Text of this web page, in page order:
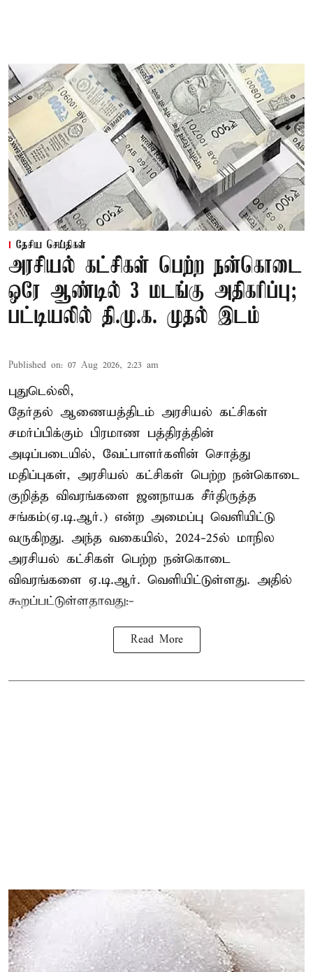
தேசிய செய்திகள்
அரசியல் கட்சிகள் பெற்ற நன்கொடை
ஒரே ஆண்டில் 3 மடங்கு அதிகரிப்பு;
பட்டியலில் தி.மு.க. முதல் இடம்
Published on: 07 Aug 2026, 2:23 am
புதுடெல்லி,
தேர்தல் ஆணையத்திடம் அரசியல் கட்சிகள்
சமர்ப்பிக்கும் பிரமாண பத்திரத்தின்
அடிப்படையில், வேட்பாளர்களின் சொத்து
மதிப்புகள், அரசியல் கட்சிகள் பெற்ற நன்கொடை
குறித்த விவரங்களை ஜனநாயக சீர்திருத்த
சங்கம்(ஏ.டி.ஆர்.) என்ற அமைப்பு வெளியிட்டு
வருகிறது. அந்த வகையில், 2024-25ல் மாநில
அரசியல் கட்சிகள் பெற்ற நன்கொடை
விவரங்களை ஏ.டி.ஆர். வெளியிட்டுள்ளது. அதில்
கூறப்பட்டுள்ளதாவது:-
Read More